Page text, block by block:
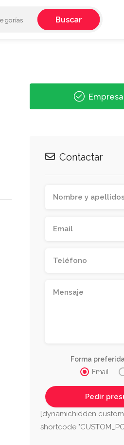
Buscar
Contactar
Forma
Email
[dynamichidden
shortcode